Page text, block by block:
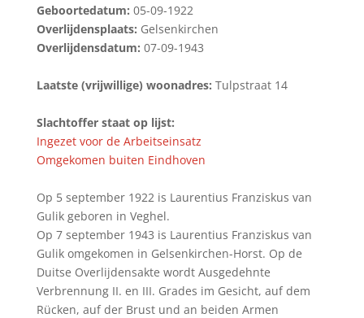
Geboortedatum: 05-09-1922
Overlijdensplaats: Gelsenkirchen
Overlijdensdatum: 07-09-1943
Laatste (vrijwillige) woonadres: Tulpstraat 14
Slachtoffer staat op lijst:
Ingezet voor de Arbeitseinsatz
Omgekomen buiten Eindhoven
Op 5 september 1922 is Laurentius Franziskus van
Gulik geboren in Veghel.
Op 7 september 1943 is Laurentius Franziskus van
Gulik omgekomen in Gelsenkirchen-Horst. Op de
Duitse Overlijdensakte wordt Ausgedehnte
Verbrennung II. en III. Grades im Gesicht, auf dem
Rücken, auf der Brust und an beiden Armen